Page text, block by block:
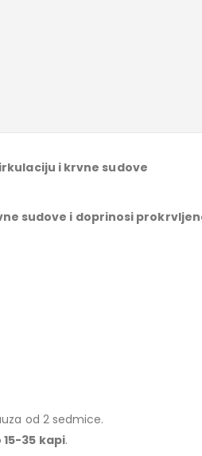
i krvne sudove
sudove i doprinosi
od 2 sedmice.
35 kapi.